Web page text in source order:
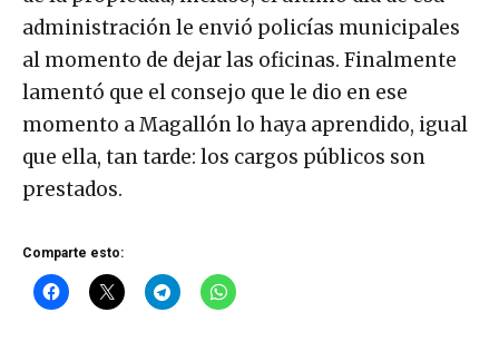
administración le envió policías municipales
al momento de dejar las oficinas. Finalmente
lamentó que el consejo que le dio en ese
momento a Magallón lo haya aprendido, igual
que ella, tan tarde: los cargos públicos son
prestados.
Comparte esto: